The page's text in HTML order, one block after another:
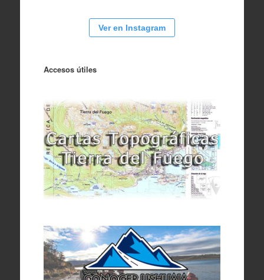
Ver en Instagram
Accesos útiles